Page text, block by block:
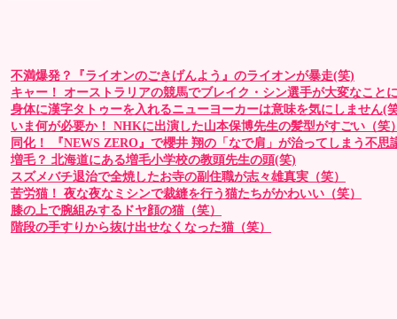
不満爆発？『ライオンのごきげんよう』のライオンが暴走(笑)
キャー！ オーストラリアの競馬でブレイク・シン選手が大変なこと
身体に漢字タトゥーを入れるニューヨーカーは意味を気にしません(
いま何が必要か！ NHKに出演した山本保博先生の髪型がすごい（笑
同化！ 『NEWS ZERO』で櫻井 翔の「なで肩」が治ってしまう不思
増毛？ 北海道にある増毛小学校の教頭先生の頭(笑)
スズメバチ退治で全焼したお寺の副住職が志々雄真実（笑）
苦労猫！ 夜な夜なミシンで裁縫を行う猫たちがかわいい（笑）
膝の上で腕組みするドヤ顔の猫（笑）
階段の手すりから抜け出せなくなった猫（笑）